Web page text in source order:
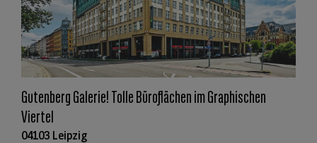
Gutenberg Galerie! Tolle Büroflächen im Graphischen
Viertel
04103 Leipzig